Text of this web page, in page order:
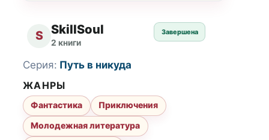
S SkillSoul
2 книги
Завершена
Серия: Путь в никуда
ЖАНРЫ
Фантастика
Приключения
Молодежная литература